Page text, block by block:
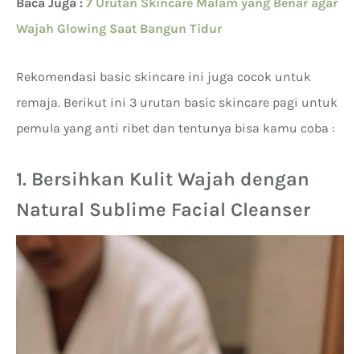
Wajah Glowing Saat Bangun Tidur
Rekomendasi basic skincare ini juga cocok untuk
remaja. Berikut ini 3 urutan basic skincare pagi untuk
pemula yang anti ribet dan tentunya bisa kamu coba :
1. Bersihkan Kulit Wajah dengan
Natural Sublime Facial Cleanser